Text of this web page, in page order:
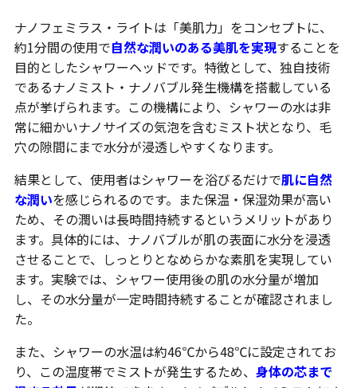
ナノフェミラス・ライトは「美肌力」をコンセプトに、
約1分間の使用で自然な潤いのある美肌を実現することを
目的としたシャワーヘッドです。特徴として、独自技術
であるナノミスト・ナノバブル発生機構を搭載している
点が挙げられます。この機構により、シャワーの水は非
常に細かいナノサイズの気泡を含むミスト状となり、毛
穴の隙間にまで水分が浸透しやすくなります。
結果として、使用者はシャワーを浴びるだけで肌に自然
な潤いを感じられるのです。また保温・保湿効果が高い
ため、その潤いは長時間持続するというメリットがあり
ます。具体的には、ナノバブルが肌の表面に水分を浸透
させることで、しっとりとなめらかな素肌を実現してい
ます。実験では、シャワー使用後の肌の水分量が増加
し、その水分量が一定時間持続することが確認されまし
た。
また、シャワーの水温は約46℃から48℃に設定されてお
り、この温度帯でミストが発生するため、 身体の芯まで